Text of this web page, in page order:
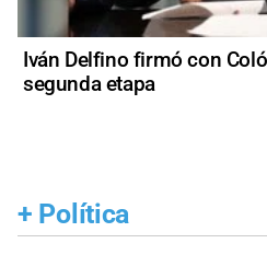
Iván Delfino firmó con
segunda etapa
+ Política